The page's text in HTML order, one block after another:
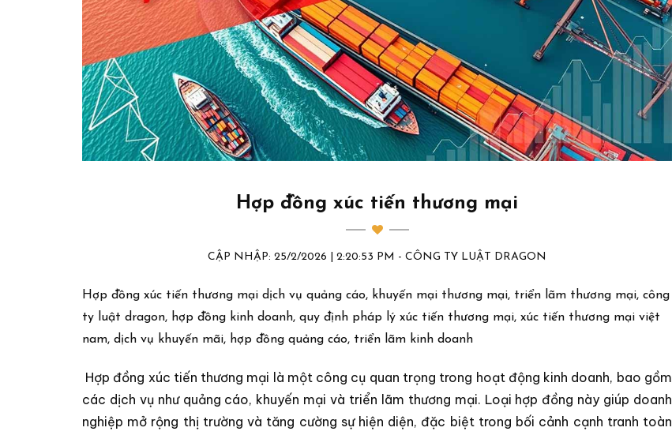
Hợp đồng xúc tiến thương mại
CẬP NHẬP: 25/2/2026 | 2:20:53 PM - CÔNG TY LUẬT DRAGON
Hợp đồng xúc tiến thương mại dịch vụ quảng cáo, khuyến mại thương mại, triển lãm thương mại, công
ty luật dragon, hợp đồng kinh doanh, quy định pháp lý xúc tiến thương mại, xúc tiến thương mại việt
nam, dịch vụ khuyến mãi, hợp đồng quảng cáo, triển lãm kinh doanh
Hợp đồng xúc tiến thương mại là một công cụ quan trọng trong hoạt động kinh doanh, bao gồm
các dịch vụ như quảng cáo, khuyến mại và triển lãm thương mại. Loại hợp đồng này giúp doanh
nghiệp mở rộng thị trường và tăng cường sự hiện diện, đặc biệt trong bối cảnh cạnh tranh toàn